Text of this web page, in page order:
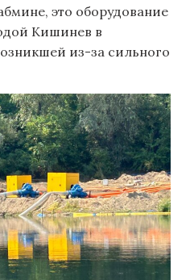
это оборудование
Кишинев в
из-за сильного